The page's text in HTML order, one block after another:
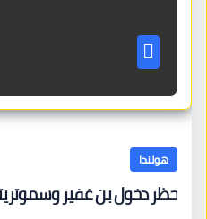
هولندا
حظر دخول بن غفير